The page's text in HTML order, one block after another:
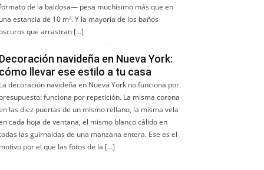
de la baldosa— pesa muchísimo más que en
estancia de 10 m². Y la mayoría de los baños
que arrastran […]
navideña en Nueva York:
llevar ese estilo a tu casa
decoración navideña en Nueva York no funciona por
funciona por repetición. La misma corona
las diez puertas de un mismo rellano, la misma vela
cada hoja de ventana, el mismo blanco cálido en
las guirnaldas de una manzana entera. Ese es el
por el que las fotos de la […]